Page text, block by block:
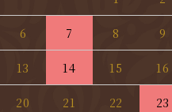
6 7 8 9
13 14 15 16
20 21 22 23